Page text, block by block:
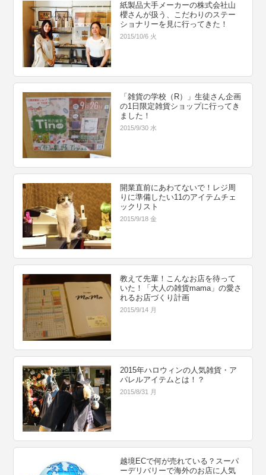
紙製品大手メーカーの株式会社山
櫻さんが扱う、こだわりのステー
ショナリーを見に行ってきた！
2015/10/6 火
「雑貨の学校（R）」生徒さん企画
の1日限定雑貨ショップに行ってき
ました！
2015/9/30 水
開業直前にあわてないで！レジ周
りに準備したい11のアイテムチェ
ックリスト
2015/9/18 金
教えて先輩！こんなお店を待って
いた！「大人の雑貨mama」の愛さ
れるお店づくり計画
2015/9/14 月
2015年ハロウィンの人気雑貨・ア
パレルアイテムとは！？
2015/8/31 月
越境ECで何が売れている？スーパ
ーデリバリーで海外のお店に人気